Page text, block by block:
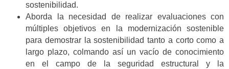
sostenibilidad.
Aborda la necesidad de realizar evaluaciones con
múltiples objetivos en la modernización sostenible
para demostrar la sostenibilidad tanto a corto como a
largo plazo, colmando así un vacío de conocimiento
en el campo de la seguridad estructural y la